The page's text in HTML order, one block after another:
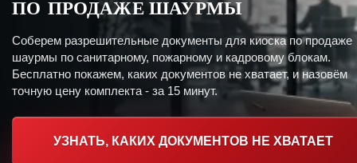
ПО ПРОДАЖЕ ШАУРМЫ
Соберем разрешительные документы для киоска по продаже
шаурмы по санитарному, пожарному и кадровому блокам.
Бесплатно покажем, каких документов не хватает, и назовём
точную цену комплекта - за 15 минут.
УЗНАТЬ, КАКИХ ДОКУМЕНТОВ НЕ ХВАТАЕТ